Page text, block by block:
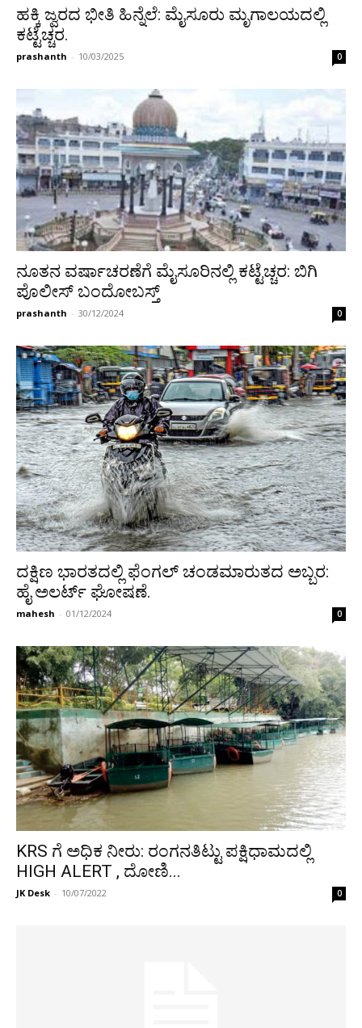
ಹಕ್ಕಿ ಜ್ವರದ ಭೀತಿ ಹಿನ್ನೆಲೆ: ಮೈಸೂರು‌ ಮೃಗಾಲಯದಲ್ಲಿ
ಕಟ್ಟೆಚ್ಚರ.
prashanth - 10/03/2025 0
ನೂತನ ವರ್ಷಾಚರಣೆಗೆ ಮೈಸೂರಿನಲ್ಲಿ ಕಟ್ಟೆಚ್ಚರ: ಬಿಗಿ
ಪೊಲೀಸ್ ಬಂದೋಬಸ್ತ್
prashanth - 30/12/2024 0
ದಕ್ಷಿಣ ಭಾರತದಲ್ಲಿ ಫೆಂಗಲ್‌ ಚಂಡಮಾರುತದ ಅಬ್ಬರ:
ಹೈ ಅಲರ್ಟ್ ಘೋಷಣೆ.
mahesh - 01/12/2024 0
KRS ಗೆ ಅಧಿಕ ನೀರು: ರಂಗನತಿಟ್ಟು ಪಕ್ಷಿಧಾಮದಲ್ಲಿ
HIGH ALERT , ದೋಣಿ...
JK Desk - 10/07/2022 0